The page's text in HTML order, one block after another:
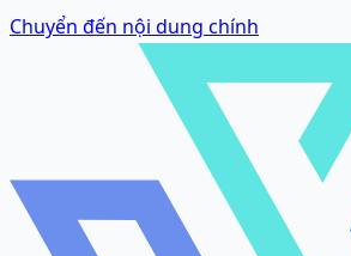
Chuyển đến nội dung chính